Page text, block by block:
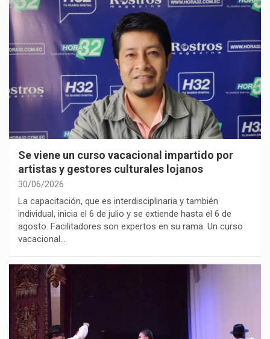
Se viene un curso vacacional impartido por
artistas y gestores culturales lojanos
30/06/2026
La capacitación, que es interdisciplinaria y también
individual, inicia el 6 de julio y se extiende hasta el 6 de
agosto. Facilitadores son expertos en su rama. Un curso
vacacional…